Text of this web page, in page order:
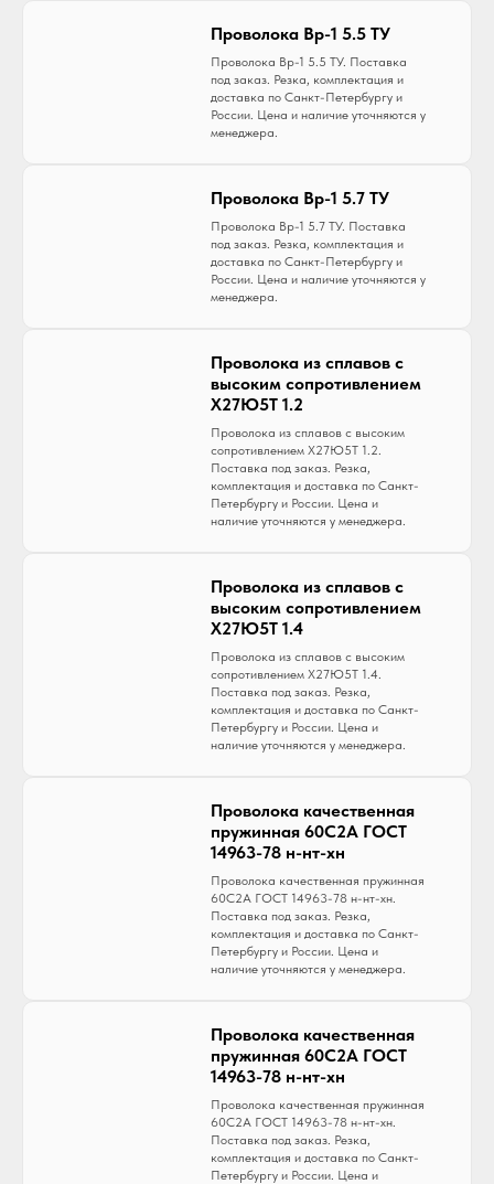
Проволока Вр-1 5.5 ТУ
Проволока Вр-1 5.5 ТУ. Поставка
под заказ. Резка, комплектация и
доставка по Санкт-Петербургу и
России. Цена и наличие уточняются у
менеджера.
Проволока Вр-1 5.7 ТУ
Проволока Вр-1 5.7 ТУ. Поставка
под заказ. Резка, комплектация и
доставка по Санкт-Петербургу и
России. Цена и наличие уточняются у
менеджера.
Проволока из сплавов с
высоким сопротивлением
Х27Ю5Т 1.2
Проволока из сплавов с высоким
сопротивлением Х27Ю5Т 1.2.
Поставка под заказ. Резка,
комплектация и доставка по Санкт-
Петербургу и России. Цена и
наличие уточняются у менеджера.
Проволока из сплавов с
высоким сопротивлением
Х27Ю5Т 1.4
Проволока из сплавов с высоким
сопротивлением Х27Ю5Т 1.4.
Поставка под заказ. Резка,
комплектация и доставка по Санкт-
Петербургу и России. Цена и
наличие уточняются у менеджера.
Проволока качественная
пружинная 60С2А ГОСТ
14963-78 н-нт-хн
Проволока качественная пружинная
60С2А ГОСТ 14963-78 н-нт-хн.
Поставка под заказ. Резка,
комплектация и доставка по Санкт-
Петербургу и России. Цена и
наличие уточняются у менеджера.
Проволока качественная
пружинная 60С2А ГОСТ
14963-78 н-нт-хн
Проволока качественная пружинная
60С2А ГОСТ 14963-78 н-нт-хн.
Поставка под заказ. Резка,
комплектация и доставка по Санкт-
Петербургу и России. Цена и